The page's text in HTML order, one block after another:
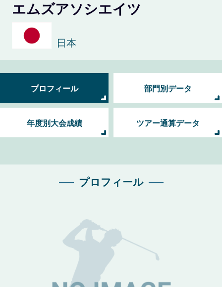
エムズアソシエイツ
日本
プロフィール 部門別データ
年度別大会成績 ツアー通算データ
プロフィール